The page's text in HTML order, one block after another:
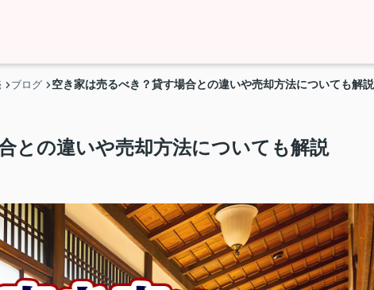
ブログ 空き家は売るべき？貸す場合との違いや売却方法についても解説
との違いや売却方法についても解説